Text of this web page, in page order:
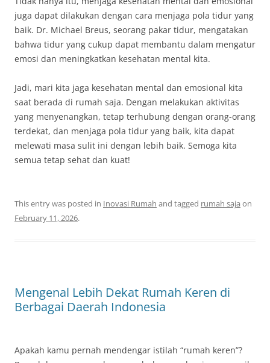
juga dapat dilakukan dengan cara menjaga pola tidur yang
baik. Dr. Michael Breus, seorang pakar tidur, mengatakan
bahwa tidur yang cukup dapat membantu dalam mengatur
emosi dan meningkatkan kesehatan mental kita.
Jadi, mari kita jaga kesehatan mental dan emosional kita
saat berada di rumah saja. Dengan melakukan aktivitas
yang menyenangkan, tetap terhubung dengan orang-orang
terdekat, dan menjaga pola tidur yang baik, kita dapat
melewati masa sulit ini dengan lebih baik. Semoga kita
semua tetap sehat dan kuat!
This entry was posted in Inovasi Rumah and tagged rumah saja on
February 11, 2026.
Mengenal Lebih Dekat Rumah Keren di
Berbagai Daerah Indonesia
Apakah kamu pernah mendengar istilah “rumah keren”?